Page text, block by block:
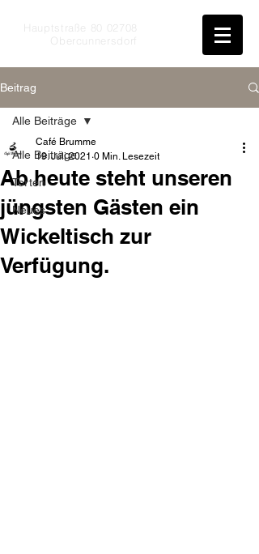
Hauptstraße
Obercunnersdorf
Beitrag
Alle Beiträge
Torten
Neues
Alle Beiträge
Ab heute steht unseren
jüngsten Gästen ein
Wickeltisch zur
Verfügung.
Café Brumme
19. Juli 2021 0 Min. Lesezeit